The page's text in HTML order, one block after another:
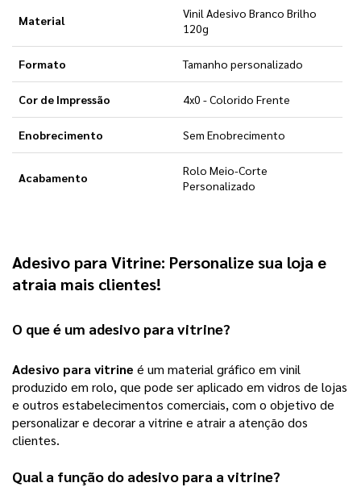
Material
Vinil Adesivo Branco Brilho
120g
Formato Tamanho personalizado
Cor de Impressão 4x0 - Colorido Frente
Enobrecimento Sem Enobrecimento
Acabamento
Rolo Meio-Corte
Personalizado
Adesivo para Vitrine: Personalize sua loja e
atraia mais clientes!
O que é um adesivo para vitrine?
Adesivo para vitrine é um material gráfico em vinil
produzido em rolo, que pode ser aplicado em vidros de lojas
e outros estabelecimentos comerciais, com o objetivo de
personalizar e decorar a vitrine e atrair a atenção dos
clientes.
Qual a função do adesivo para a vitrine?